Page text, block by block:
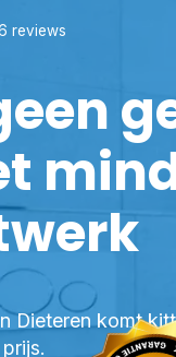
reviews
Dieteren komt